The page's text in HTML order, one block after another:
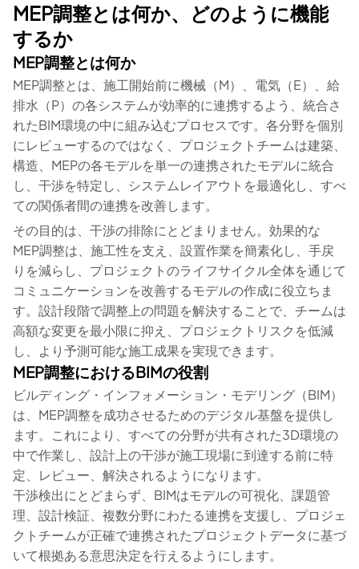
MEP調整とは何か、どのように機能
するか
MEP調整とは何か
MEP調整とは、施工開始前に機械（M）、電気（E）、給
排水（P）の各システムが効率的に連携するよう、統合さ
れたBIM環境の中に組み込むプロセスです。各分野を個別
にレビューするのではなく、プロジェクトチームは建築、
構造、MEPの各モデルを単一の連携されたモデルに統合
し、干渉を特定し、システムレイアウトを最適化し、すべ
ての関係者間の連携を改善します。
その目的は、干渉の排除にとどまりません。効果的な
MEP調整は、施工性を支え、設置作業を簡素化し、手戻
りを減らし、プロジェクトのライフサイクル全体を通じて
コミュニケーションを改善するモデルの作成に役立ちま
す。設計段階で調整上の問題を解決することで、チームは
高額な変更を最小限に抑え、プロジェクトリスクを低減
し、より予測可能な施工成果を実現できます。
MEP調整におけるBIMの役割
ビルディング・インフォメーション・モデリング（BIM）
は、MEP調整を成功させるためのデジタル基盤を提供し
ます。これにより、すべての分野が共有された3D環境の
中で作業し、設計上の干渉が施工現場に到達する前に特
定、レビュー、解決されるようになります。
干渉検出にとどまらず、BIMはモデルの可視化、課題管
理、設計検証、複数分野にわたる連携を支援し、プロジェ
クトチームが正確で連携されたプロジェクトデータに基づ
いて根拠ある意思決定を行えるようにします。